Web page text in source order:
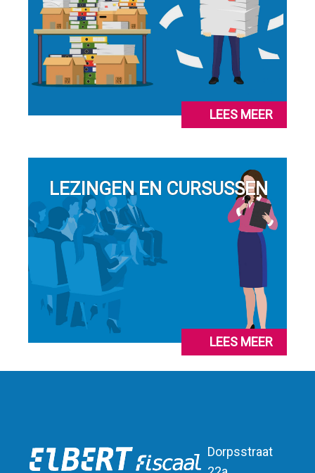
LEES MEER
LEZINGEN EN CURSUSSEN
LEES MEER
Dorpsstraat